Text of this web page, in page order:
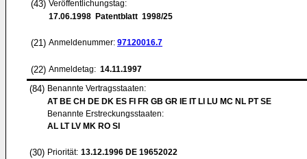
(43) Veröffentlichungstag:
17.06.1998 Patentblatt 1998/25
(21) Anmeldenummer: 97120016.7
(22) Anmeldetag: 14.11.1997
(84) Benannte Vertragsstaaten:
AT BE CH DE DK ES FI FR GB GR IE IT LI LU MC NL PT SE
Benannte Erstreckungsstaaten:
AL LT LV MK RO SI
(30) Priorität: 13.12.1996 DE 19652022